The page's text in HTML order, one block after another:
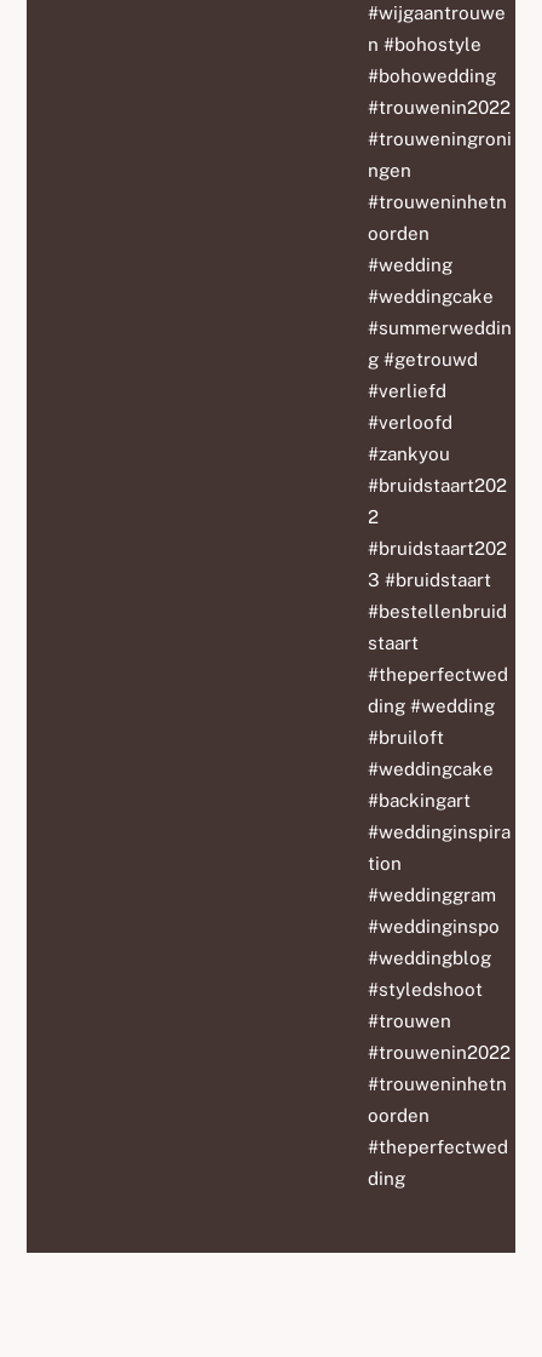
#wijgaantrouwe
n #bohostyle
#bohowedding
#trouwenin2022
#trouweningroni
ngen
#trouweninhetn
oorden
#wedding
#weddingcake
#summerweddin
g #getrouwd
#verliefd
#verloofd
#zankyou
#bruidstaart202
2
#bruidstaart202
3 #bruidstaart
#bestellenbruid
staart
#theperfectwed
ding #wedding
#bruiloft
#weddingcake
#backingart
#weddinginspira
tion
#weddinggram
#weddinginspo
#weddingblog
#styledshoot
#trouwen
#trouwenin2022
#trouweninhetn
oorden
#theperfectwed
ding